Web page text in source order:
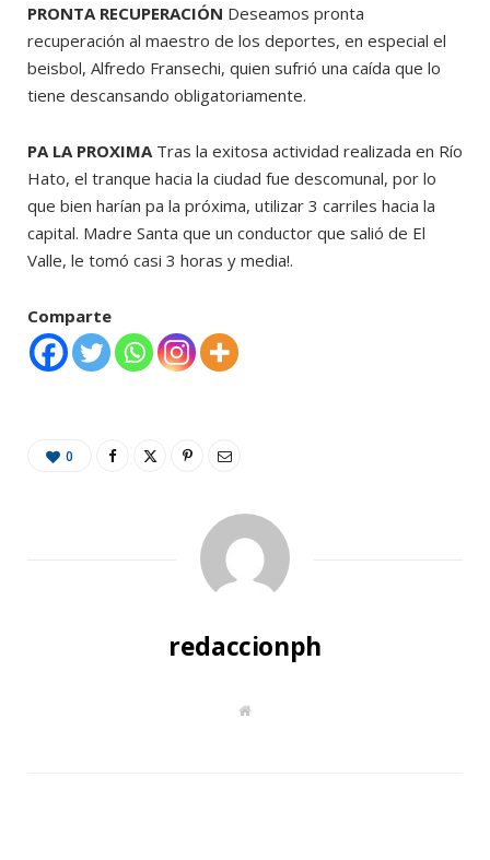
PRONTA RECUPERACIÓN Deseamos pronta
recuperación al maestro de los deportes, en especial el
beisbol, Alfredo Fransechi, quien sufrió una caída que lo
tiene descansando obligatoriamente.
PA LA PROXIMA Tras la exitosa actividad realizada en Río
Hato, el tranque hacia la ciudad fue descomunal, por lo
que bien harían pa la próxima, utilizar 3 carriles hacia la
capital. Madre Santa que un conductor que salió de El
Valle, le tomó casi 3 horas y media!.
Comparte
0
redaccionph
W